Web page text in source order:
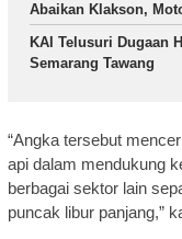
Abaikan Klakson,
KAI Telusuri Dugaan
Semarang Tawang
“Angka tersebut
api dalam mendukung
berbagai sektor lain
puncak libur panjang,”